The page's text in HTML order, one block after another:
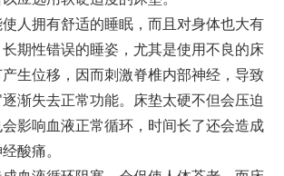
人拥有舒适的睡眠，而且对身体也大有
期性错误的睡姿，尤其是使用不良的床
生位移，因而刺激脊椎内部神经，导致
渐失去正常功能。床垫太硬不但会压迫
影响血液正常循环，时间长了还会造成
酸痛。